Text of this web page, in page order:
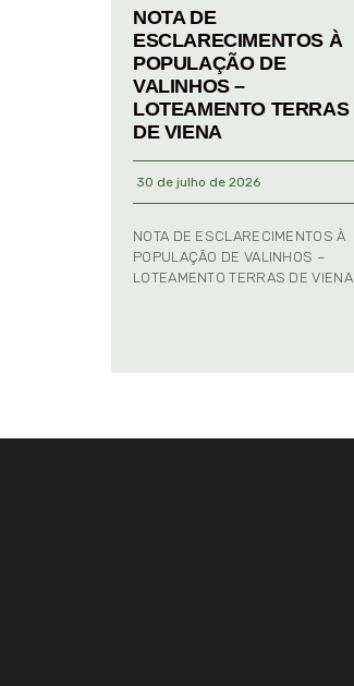
NOTA DE
ESCLARECIMENTOS À
POPULAÇÃO DE
VALINHOS –
LOTEAMENTO TERRAS
DE VIENA
30 de julho de 2026
NOTA DE ESCLARECIMENTOS À
POPULAÇÃO DE VALINHOS –
LOTEAMENTO TERRAS DE VIENA